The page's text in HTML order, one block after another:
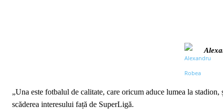
„Una este fotbalul de calitate, care oricum aduce lumea la
scăderea interesului față de SuperLigă.